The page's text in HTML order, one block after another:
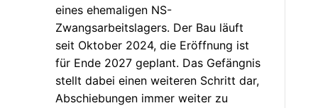
eines ehemaligen NS-
Zwangsarbeitslagers. Der Bau läuft
seit Oktober 2024, die Eröffnung ist
für Ende 2027 geplant. Das Gefängnis
stellt dabei einen weiteren Schritt dar,
Abschiebungen immer weiter zu